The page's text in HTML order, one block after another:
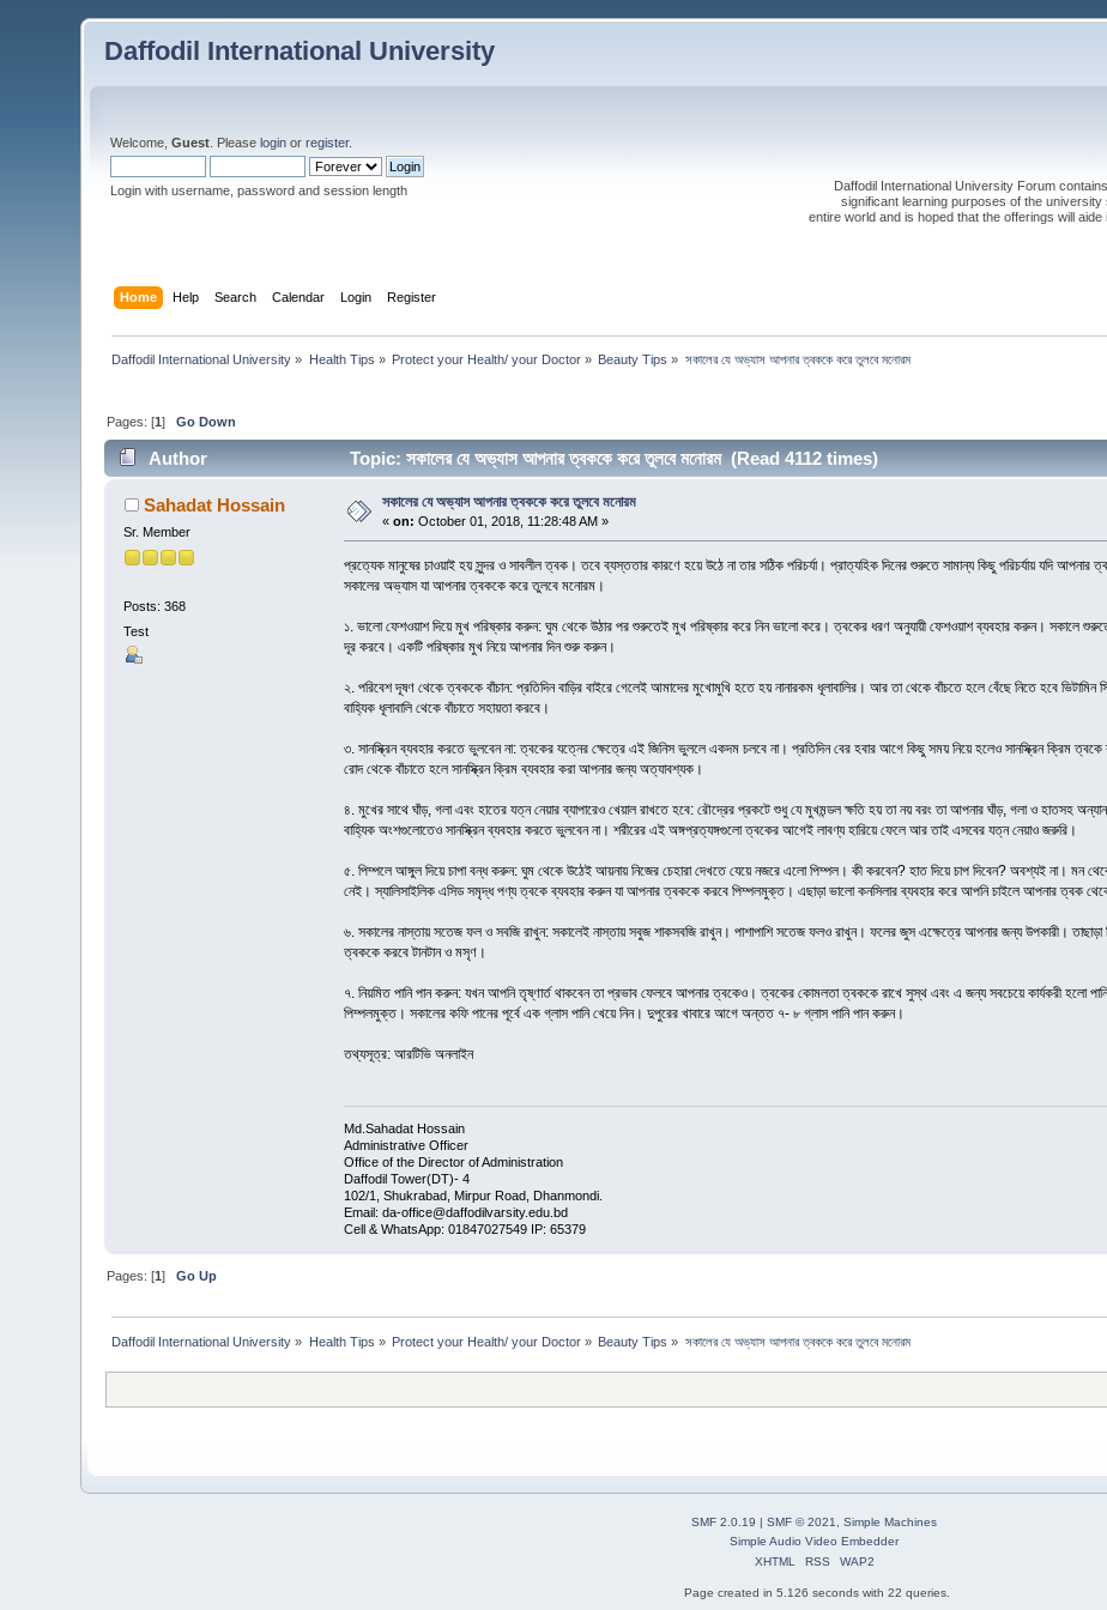
Daffodil International University
Welcome,Guest . Pleaselogin orregister.
Login with username, password and session length
Daffodil International University Forum
significant learning purposes of the
entire world and is hoped that the offerings will
Home Help Search Calendar Login Register
Daffodil International University » Health Tips » Protect your Health/ your Doctor » Beauty Tips » সকালের যে অভ্যাস আপনার ত্বককে করে তুলবে মনোরম
Pages: [1]Go Down
Author Topic: সকালের যে অভ্যাস আপনার ত্বককে করে তুলবে মনোরম (Read 4112 times)
Sahadat Hossain
Sr. Member
Posts: 368
Test
সকালের যে অভ্যাস আপনার ত্বককে করে তুলবে মনোরম
«on: October 01, 2018, 11:28:48 AM »
প্রত্যেক মানুষের চাওয়াই হয় সুন্দর ও সাবলীল ত্বক। তবে ব্যস্ততার কারণে হয়ে উঠে না তার সঠিক পরিচর্যা। প্রাত্যহিক দিনের শুরুতে সামান্য কিছু পরিচর্যায় যদি
সকালের অভ্যাস যা আপনার ত্বককে করে তুলবে মনোরম।
১. ভালো ফেশওয়াশ দিয়ে মুখ পরিষ্কার করুন: ঘুম থেকে উঠার পর শুরুতেই মুখ পরিষ্কার করে নিন ভালো করে। ত্বকের ধরণ অনুযায়ী ফেশওয়াশ ব্যবহার করুন। সকালে
দূর করবে। একটি পরিষ্কার মুখ নিয়ে আপনার দিন শুরু করুন।
২. পরিবেশ দূষণ থেকে ত্বককে বাঁচান: প্রতিদিন বাড়ির বাইরে গেলেই আমাদের মুখোমুখি হতে হয় নানারকম ধূলাবালির। আর তা থেকে বাঁচতে হলে বেঁছে নিতে হবে
বাহ্যিক ধূলাবালি থেকে বাঁচাতে সহায়তা করবে।
৩. সানস্ক্রিন ব্যবহার করতে ভুলবেন না: ত্বকের যত্নের ক্ষেত্রে এই জিনিস ভুললে একদম চলবে না। প্রতিদিন বের হবার আগে কিছু সময় নিয়ে হলেও সানস্ক্রিন ক্রিম
রোদ থেকে বাঁচাতে হলে সানস্ক্রিন ক্রিম ব্যবহার করা আপনার জন্য অত্যাবশ্যক।
৪. মুখের সাথে ঘাঁড়, গলা এবং হাতের যত্ন নেয়ার ব্যাপারেও খেয়াল রাখতে হবে: রৌদ্রের প্রকটে শুধু যে মুখমন্ডল ক্ষতি হয় তা নয় বরং তা আপনার ঘাঁড়, গলা ও হাতসহ
বাহ্যিক অংশগুলোতেও সানস্ক্রিন ব্যবহার করতে ভুলবেন না। শরীরের এই অঙ্গপ্রত্যঙ্গগুলো ত্বকের আগেই লাবণ্য হারিয়ে ফেলে আর তাই এসবের যত্ন নেয়াও জরুরি।
৫. পিম্পলে আঙ্গুল দিয়ে চাপা বন্ধ করুন: ঘুম থেকে উঠেই আয়নায় নিজের চেহারা দেখতে যেয়ে নজরে এলো পিম্পল। কী করবেন? হাত দিয়ে চাপ দিবেন? অবশ্যই না। মন
নেই। স্যালিসাইলিক এসিড সমৃদ্ধ পণ্য ত্বকে ব্যবহার করুন যা আপনার ত্বককে করবে পিম্পলমুক্ত। এছাড়া ভালো কনসিলার ব্যবহার করে আপনি চাইলে আপনার ত্বক
৬. সকালের নাস্তায় সতেজ ফল ও সবজি রাখুন: সকালেই নাস্তায় সবুজ শাকসবজি রাখুন। পাশাপাশি সতেজ ফলও রাখুন। ফলের জুস এক্ষেত্রে আপনার জন্য উপকারী। তাছাড়া
ত্বককে করবে টানটান ও মসৃণ।
৭. নিয়মিত পানি পান করুন: যখন আপনি তৃষ্ণার্ত থাকবেন তা প্রভাব ফেলবে আপনার ত্বকেও। ত্বকের কোমলতা ত্বককে রাখে সুস্থ এবং এ জন্য সবচেয়ে কার্যকরী হলো
পিম্পলমুক্ত। সকালের কফি পানের পূর্বে এক গ্লাস পানি খেয়ে নিন। দুপুরের খাবারে আগে অন্তত ৭- ৮ গ্লাস পানি পান করুন।
তথ্যসূত্র: আরটিভি অনলাইন
Md.Sahadat Hossain
Administrative Officer
Office of the Director of Administration
Daffodil Tower(DT)- 4
102/1, Shukrabad, Mirpur Road, Dhanmondi.
Email: da-office@daffodilvarsity.edu.bd
Cell & WhatsApp: 01847027549 IP: 65379
Pages: [1]Go Up
Daffodil International University » Health Tips » Protect your Health/ your Doctor » Beauty Tips » সকালের যে অভ্যাস আপনার ত্বককে করে তুলবে মনোরম
SMF 2.0.19 | SMF © 2021
Simple Machines
Simple Audio Video Embedder
XHTML
RSS WAP2
Page created in 5.126 seconds with 22 queries.